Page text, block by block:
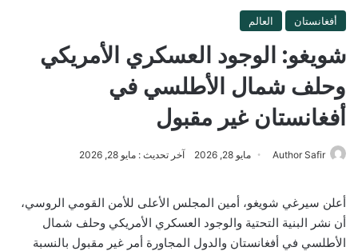
أفغانستان العالم
شويغو: الوجود العسكري الأمريكي
وحلف شمال الأطلسي في
أفغانستان غير مقبول
Author Safir مايو 28, 2026 آخر تحديث : مايو 28, 2026
أعلن سيرغي شويغو، أمين المجلس الأعلى للأمن القومي الروسي،
أن نشر البنية التحتية والوجود العسكري الأمريكي وحلف شمال
الأطلسي في أفغانستان والدول المجاورة أمر غير مقبول بالنسبة